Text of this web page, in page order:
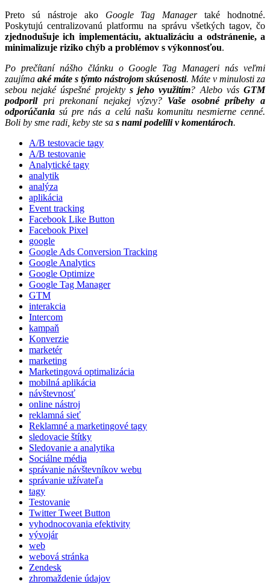
Preto sú nástroje ako Google Tag Managertaké hodnotné.
Poskytujú centralizovanú platformu na správu všetkých tagov, čo
zjednodušuje ich implementáciu, aktualizáciu a odstránenie, a
minimalizuje riziko chýb a problémov s výkonnosťou.
Po prečítaní nášho článku o Google Tag Manageri nás veľmi
zaujíma aké máte s týmto nástrojom skúsenosti. Máte v minulosti za
sebou nejaké úspešné projekty s jeho využitím? Alebo vásGTM
podporilpri prekonaní nejakej výzvy? Vaše osobné príbehy a
odporúčania sú pre nás a celú našu komunitu nesmierne cenné.
Boli by sme radi, keby ste sa s nami podelili v komentároch.
A/B testovacie tagy
A/B testovanie
Analytické tagy
analytik
analýza
aplikácia
Event tracking
Facebook Like Button
Facebook Pixel
google
Google Ads Conversion Tracking
Google Analytics
Google Optimize
Google Tag Manager
GTM
interakcia
Intercom
kampaň
Konverzie
marketér
marketing
Marketingová optimalizácia
mobilná aplikácia
návštevnosť
online nástroj
reklamná sieť
Reklamné a marketingové tagy
sledovacie štítky
Sledovanie a analytika
Sociálne média
správanie návštevníkov webu
správanie užívateľa
tagy
Testovanie
Twitter Tweet Button
vyhodnocovania efektivity
vývojár
web
webová stránka
Zendesk
zhromaždenie údajov